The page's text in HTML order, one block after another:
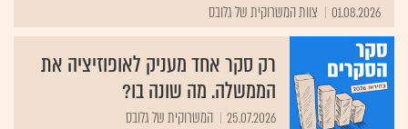
01.08.2026 צוות המשרוקית של גלובס
רק סקר אחד מעניק לאופוזיציה את
הממשלה. מה שונה בו?
25.07.2026 המשרוקית של גלובס